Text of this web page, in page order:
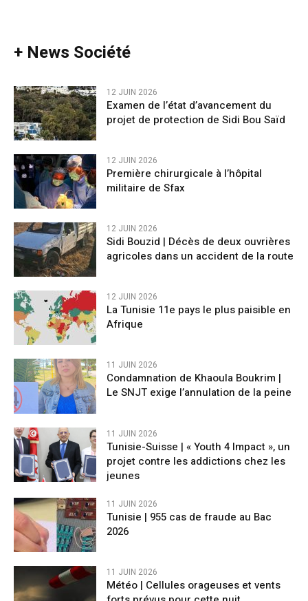
+ News Société
12 JUIN 2026
Examen de l’état d’avancement du
projet de protection de Sidi Bou Saïd
12 JUIN 2026
Première chirurgicale à l’hôpital
militaire de Sfax
12 JUIN 2026
Sidi Bouzid | Décès de deux ouvrières
agricoles dans un accident de la route
12 JUIN 2026
La Tunisie 11e pays le plus paisible en
Afrique
11 JUIN 2026
Condamnation de Khaoula Boukrim |
Le SNJT exige l’annulation de la peine
11 JUIN 2026
Tunisie-Suisse | « Youth 4 Impact », un
projet contre les addictions chez les
jeunes
11 JUIN 2026
Tunisie | 955 cas de fraude au Bac
2026
11 JUIN 2026
​Météo | Cellules orageuses et vents